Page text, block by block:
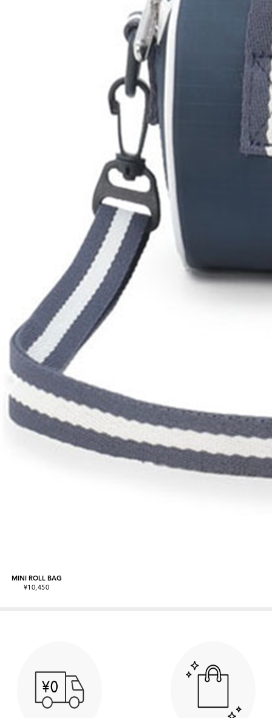
MINI ROLL BAG
¥10,450